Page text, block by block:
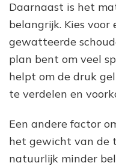
Daarnaast is het
belangrijk. Kies
gewatteerde
plan bent om veel
helpt om de druk
te verdelen en
Een andere factor
het gewicht van de
natuurlijk minder